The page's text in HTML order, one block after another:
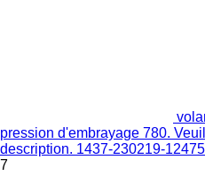
pression d'embrayage 780.
description. 1437-230219-
7